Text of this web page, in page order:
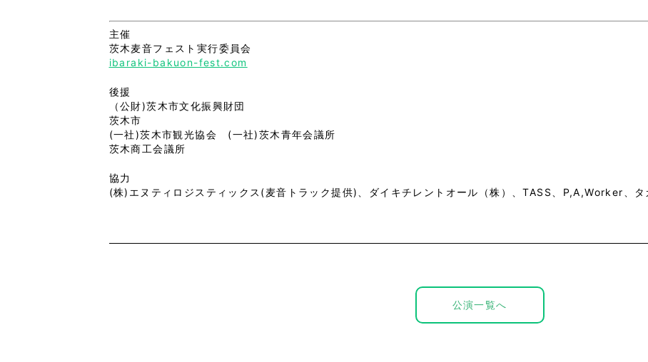
主催
茨木麦音フェスト実行委員会
ibaraki-bakuon-fest.com
後援
（公財)茨木市文化振興財団
茨木市
(一社)茨木市観光協会 (一社)茨木青年会議所
茨木商工会議所
協力
(株)エヌティロジスティックス(麦音トラック提供)、ダイキチレントオール（株）、TASS、P,A,Worker、
公演一覧へ